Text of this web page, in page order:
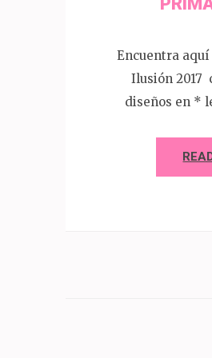
Encuentra
Ilusión 2017
diseños en *